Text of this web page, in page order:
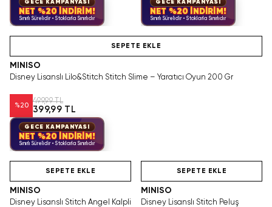
GECE KAMPANYASI
NET %20 İNDİRİM!
Sınırlı Sürelidir • Stoklarla Sınırlıdır
GECE KAMPANYASI
NET %20 İNDİRİM!
Sınırlı Sürelidir • Stoklarla Sınırlıdır
SEPETE EKLE
MINISO
Disney Lisanslı Lilo&Stitch Stitch Slime – Yaratıcı Oyun 200 Gr
%20
499,99 TL
399,99 TL
GECE KAMPANYASI
NET %20 İNDİRİM!
Sınırlı Sürelidir • Stoklarla Sınırlıdır
SEPETE EKLE
MINISO
Disney Lisanslı Stitch Angel Kalpli
SEPETE EKLE
MINISO
Disney Lisanslı Stitch Peluş